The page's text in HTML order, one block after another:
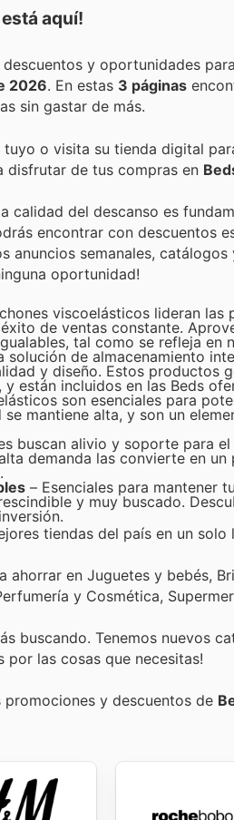
aquí!
Encuentra las
2026 . En estas 3 páginas
sin gastar de más.
tuyo o visita su tienda digital
disfrutar de tus compras en
calidad del descanso es
encontrar con descuentos
anuncios semanales,
oportunidad!
viscoelásticos lideran
de ventas constante.
tal como se refleja en
solución de almacenamiento
y diseño. Estos productos
están incluidos en las Beds
son esenciales para
mantiene alta, y son un
buscan alivio y soporte para
demanda las convierte en
– Esenciales para mantener
y muy buscado.
tiendas del país en un solo
ahorrar en Juguetes y bebés,
y Cosmética,
buscando. Tenemos nuevos
por las cosas que necesitas!
y descuentos de